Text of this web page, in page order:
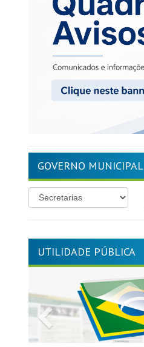
GOVERNO MUNICIPAL
UTILIDADE PÚBLICA
Previous